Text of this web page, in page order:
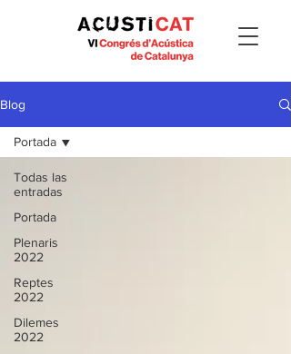
Blog
Todas las
entradas
Portada
Plenaris
2022
Reptes
2022
Dilemes
2022
Portada